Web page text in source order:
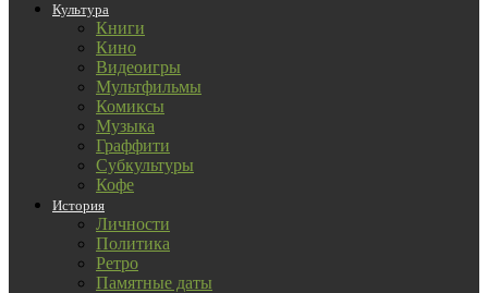
Культура
Книги
Кино
Видеоигры
Мультфильмы
Комиксы
Музыка
Граффити
Субкультуры
Кофе
История
Личности
Политика
Ретро
Памятные даты